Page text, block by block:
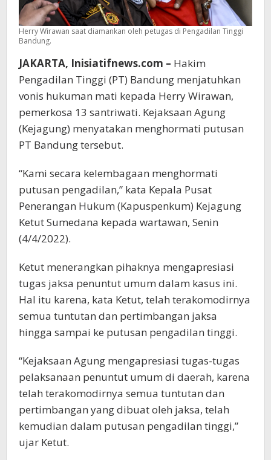
Herry Wirawan saat diamankan oleh petugas di Pengadilan Tinggi
Bandung.
JAKARTA, Inisiatifnews.com – Hakim
Pengadilan Tinggi (PT) Bandung menjatuhkan
vonis hukuman mati kepada Herry Wirawan,
pemerkosa 13 santriwati. Kejaksaan Agung
(Kejagung) menyatakan menghormati putusan
PT Bandung tersebut.
“Kami secara kelembagaan menghormati
putusan pengadilan,” kata Kepala Pusat
Penerangan Hukum (Kapuspenkum) Kejagung
Ketut Sumedana kepada wartawan, Senin
(4/4/2022).
Ketut menerangkan pihaknya mengapresiasi
tugas jaksa penuntut umum dalam kasus ini.
Hal itu karena, kata Ketut, telah terakomodirnya
semua tuntutan dan pertimbangan jaksa
hingga sampai ke putusan pengadilan tinggi.
“Kejaksaan Agung mengapresiasi tugas-tugas
pelaksanaan penuntut umum di daerah, karena
telah terakomodirnya semua tuntutan dan
pertimbangan yang dibuat oleh jaksa, telah
kemudian dalam putusan pengadilan tinggi,”
ujar Ketut.